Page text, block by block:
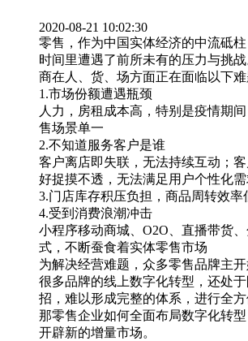
2020-08-21 10:02:30
零售，作为中国实体经济的中流砥
时间里遭遇了前所未有的压力与挑
商在人、货、场方面正在面临以下难
1.市场份额遭遇瓶颈
人力，房租成本高，特别是疫情期
售场景单一
2.不知道服务客户是谁
客户离店即失联，无法持续互动；
好捉摸不透，无法满足用户个性化需
3.门店库存积压负担，商品周转效率
4.受到消费浪潮冲击
小程序移动商城、O2O、直播带货
式，不断蚕食着实体零售市场
为解决经营难题，众多零售品牌主
很多品牌的线上数字化转型，还处
招，难以形成完整的体系，进行全方
那零售企业如何全面布局数字化转型
开辟新的增量市场。